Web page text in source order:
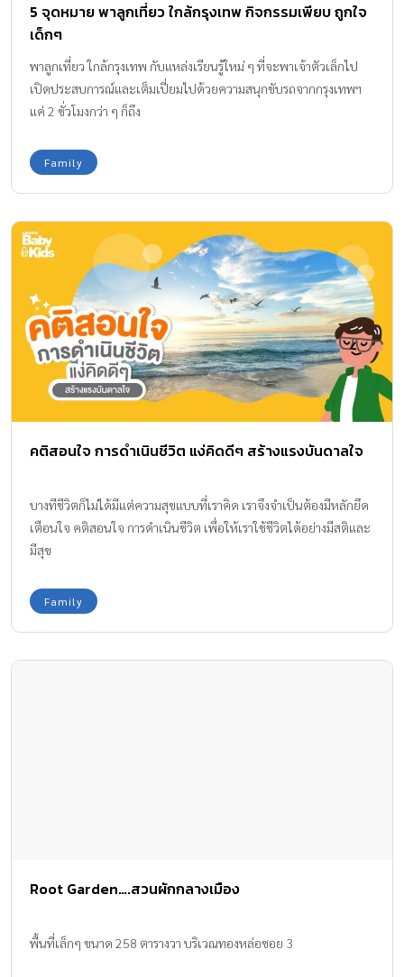
5 จุดหมาย พาลูกเที่ยว ใกล้กรุงเทพ กิจกรรมเพียบ ถูกใจ
เด็กๆ
พาลูกเที่ยว ใกล้กรุงเทพ กับแหล่งเรียนรู้ใหม่ ๆ ที่จะพาเจ้าตัวเล็กไป
เปิดประสบการณ์และเต็มเปี่ยมไปด้วยความสนุกขับรถจากกรุงเทพฯ
แค่ 2 ชั่วโมงกว่า ๆ ก็ถึง
Family
คติสอนใจ การดําเนินชีวิต แง่คิดดีๆ สร้างแรงบันดาลใจ
บางทีชีวิตก็ไม่ได้มีแต่ความสุขแบบที่เราคิด เราจึงจำเป็นต้องมีหลักยึด
เตือนใจ คติสอนใจ การดําเนินชีวิต เพื่อให้เราใช้ชีวิตได้อย่างมีสติและ
มีสุข
Family
Root Garden….สวนผักกลางเมือง
พื้นที่เล็กๆ ขนาด 258 ตารางวา บริเวณทองหล่อซอย 3